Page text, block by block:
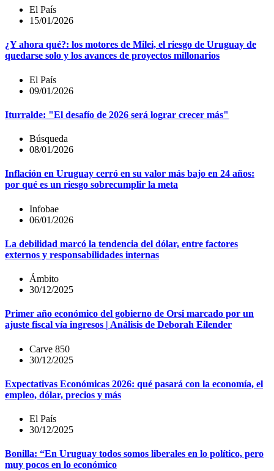
El País
15/01/2026
¿Y ahora qué?: los motores de Milei, el riesgo de Uruguay de
quedarse solo y los avances de proyectos millonarios
El País
09/01/2026
Iturralde: "El desafío de 2026 será lograr crecer más"
Búsqueda
08/01/2026
Inflación en Uruguay cerró en su valor más bajo en 24 años:
por qué es un riesgo sobrecumplir la meta
Infobae
06/01/2026
La debilidad marcó la tendencia del dólar, entre factores
externos y responsabilidades internas
Ámbito
30/12/2025
Primer año económico del gobierno de Orsi marcado por un
ajuste fiscal vía ingresos | Análisis de Deborah Eilender
Carve 850
30/12/2025
Expectativas Económicas 2026: qué pasará con la economía, el
empleo, dólar, precios y más
El País
30/12/2025
Bonilla: “En Uruguay todos somos liberales en lo político, pero
muy pocos en lo económico